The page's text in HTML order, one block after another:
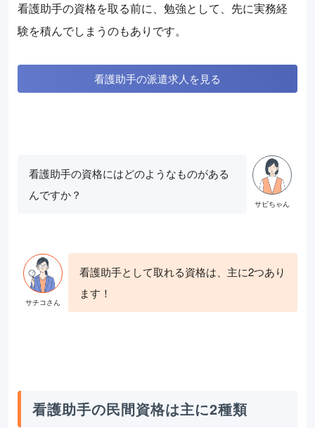
看護助手の資格を取る前に、勉強として、先に実務経
験を積んでしまうのもありです。
看護助手の派遣求人を見る
看護助手の資格にはどのようなものがある
んですか？
看護助手として取れる資格は、主に2つあり
ます！
看護助手の民間資格は主に2種類